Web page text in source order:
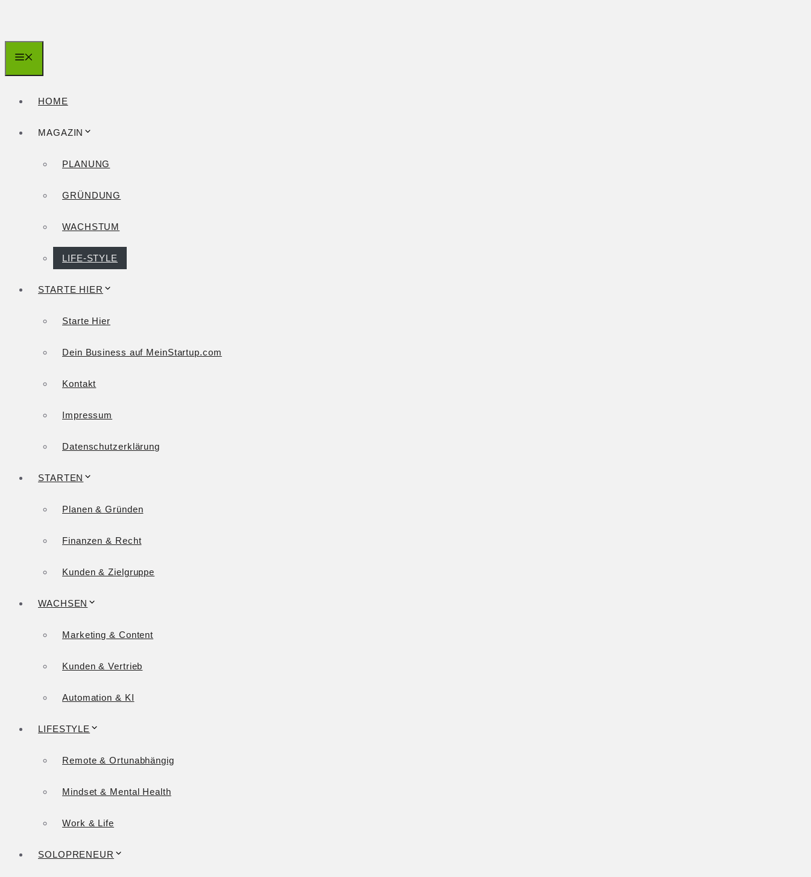
springen
HOME
MAGAZIN
PLANUNG
GRÜNDUNG
WACHSTUM
LIFE-STYLE
STARTE HIER
Starte Hier
Dein Business auf MeinStartup.com
Kontakt
Impressum
Datenschutzerklärung
STARTEN
Planen & Gründen
Finanzen & Recht
Kunden & Zielgruppe
WACHSEN
Marketing & Content
Kunden & Vertrieb
Automation & KI
LIFESTYLE
Remote & Ortunabhängig
Mindset & Mental Health
Work & Life
SOLOPRENEUR